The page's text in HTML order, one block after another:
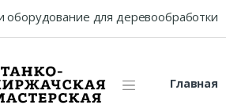
оборудование для деревообработки
Главная